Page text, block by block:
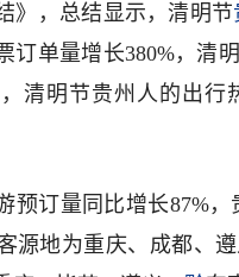
》，总结显示，清明节
订单量增长380%，清
清明节贵州人的出行
预订量同比增长87%，
源地为重庆、成都、